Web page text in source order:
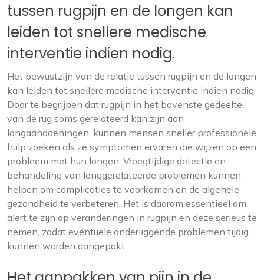
tussen rugpijn en de longen kan
leiden tot snellere medische
interventie indien nodig.
Het bewustzijn van de relatie tussen rugpijn en de longen
kan leiden tot snellere medische interventie indien nodig.
Door te begrijpen dat rugpijn in het bovenste gedeelte
van de rug soms gerelateerd kan zijn aan
longaandoeningen, kunnen mensen sneller professionele
hulp zoeken als ze symptomen ervaren die wijzen op een
probleem met hun longen. Vroegtijdige detectie en
behandeling van longgerelateerde problemen kunnen
helpen om complicaties te voorkomen en de algehele
gezondheid te verbeteren. Het is daarom essentieel om
alert te zijn op veranderingen in rugpijn en deze serieus te
nemen, zodat eventuele onderliggende problemen tijdig
kunnen worden aangepakt.